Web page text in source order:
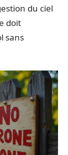
du ciel
doit
sans